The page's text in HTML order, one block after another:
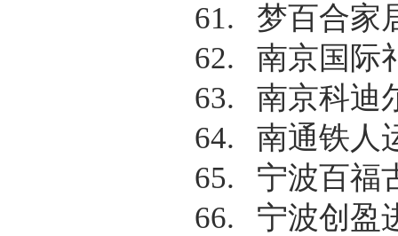
61.
梦百合家
62.
南京国际
63.
南京科迪
64.
南通铁人
65.
宁波百福
66.
宁波创盈